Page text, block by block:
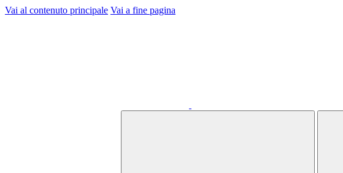
Vai al contenuto principale Vai a fine pagina